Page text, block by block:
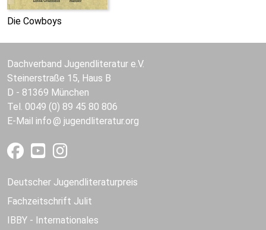
Die Cowboys
Dachverband Jugendliteratur e.V.
Steinerstraße 15, Haus B
D - 81369 München
Tel. 0049 (0) 89 45 80 806
E-Mail info jugendliteratur.org
Deutscher Jugendliteraturpreis
Fachzeitschrift Julit
IBBY - Internationales